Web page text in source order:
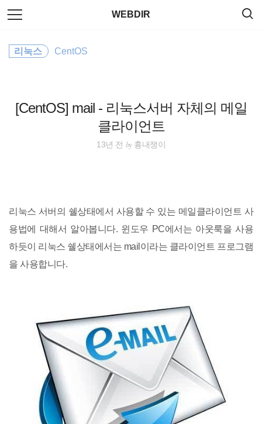
본
문
로
WEBDIR
[CentOS] mail - 리눅스서버 자체의 메일
클라이언트
리눅스 CentOS
13년 전 by흉내쟁이
리눅스 서버의 쉘상태에서 사용할 수 있는 메일클라이언트 사
용법에 대해서 알아봅니다. 윈도우 PC에서는 아웃룩을 사용
하듯이 리눅스 쉘상태에서는 mail이라는 클라이언트 프로그램
을 사용합니다.
색
JavaScript
Command
ubuntu
Plugin